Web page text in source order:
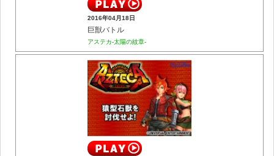
2016年04月18日
巨獣バトル
アステカ-太陽の紋章-